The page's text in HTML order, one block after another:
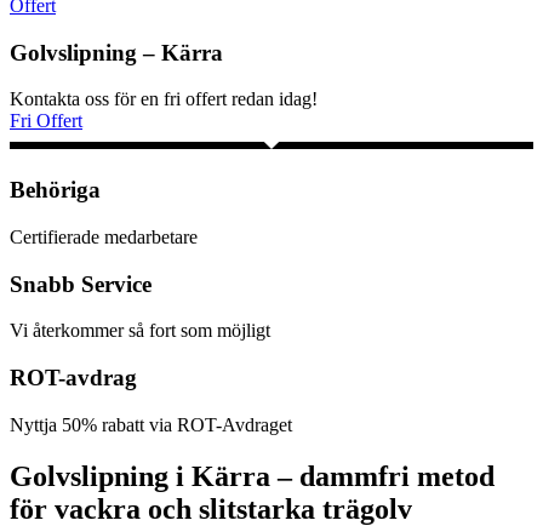
Offert
Golvslipning – Kärra
Kontakta oss för en fri offert redan idag!
Fri Offert
Behöriga
Certifierade medarbetare
Snabb Service
Vi återkommer så fort som möjligt
ROT-avdrag
Nyttja 50% rabatt via ROT-Avdraget
Golvslipning i Kärra – dammfri metod
för vackra och slitstarka trägolv